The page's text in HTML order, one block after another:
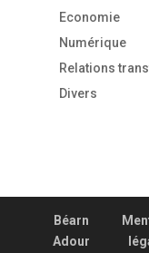
Economie
Numérique
Relations
Divers
Béarn
Adour